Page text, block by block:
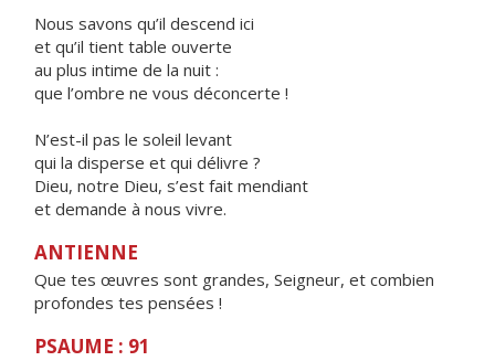
Nous savons qu’il descend ici
et qu’il tient table ouverte
au plus intime de la nuit :
que l’ombre ne vous déconcerte !
N’est-il pas le soleil levant
qui la disperse et qui délivre ?
Dieu, notre Dieu, s’est fait mendiant
et demande à nous vivre.
ANTIENNE
Que tes œuvres sont grandes, Seigneur, et combien
profondes tes pensées !
PSAUME : 91